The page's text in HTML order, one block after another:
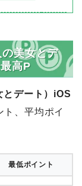
美女とデ
高P
とデート）iOS
、平均ポイ
最低ポイント